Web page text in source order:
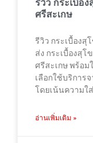
รีวิว กระเบื้อ
ศรีสะเกษ
รีวิว กระเบื้องสุ
ส่ง กระเบื้องสุโ
ศรีสะเกษ พร้อ
เลือกใช้บริการ
โดยเน้นความใ
อ่านเพิ่มเติม »